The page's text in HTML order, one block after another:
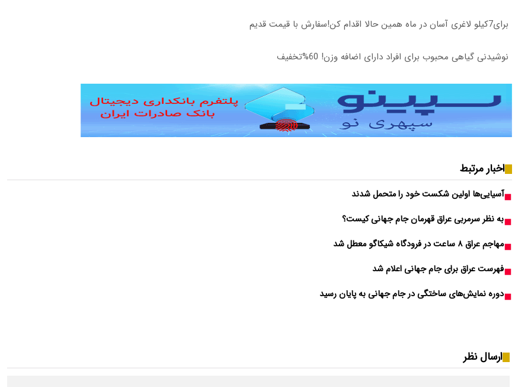
برای7کیلو لاغری آسان در ماه همین حالا اقدام کن!سفارش با قیمت قدیم
نوشیدنی گیاهی محبوب برای افراد دارای اضافه وزن! 60%تخفیف
اخبار مرتبط
آسیایی‌ها اولین شکست خود را متحمل شدند
به نظر سرمربی عراق قهرمان جام جهانی کیست؟
مهاجم عراق ۸ ساعت در فرودگاه شیکاگو معطل شد
فهرست عراق برای جام جهانی اعلام شد
دوره نمایش‌های ساختگی در جام جهانی به پایان رسید
ارسال نظر